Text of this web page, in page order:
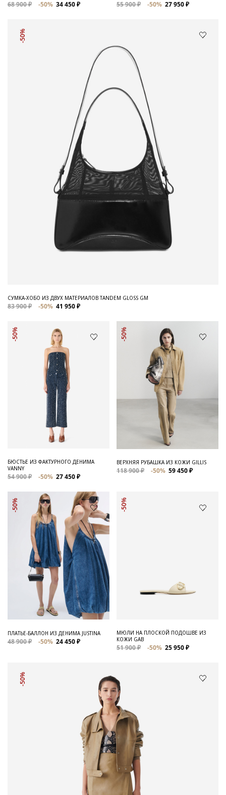
68 900 ₽ -50% 34 450 ₽ 55 900 ₽ -50% 27 950 ₽
-50%
СУМКА-ХОБО ИЗ ДВУХ МАТЕРИАЛОВ TANDEM GLOSS GM
83 900 ₽ -50% 41 950 ₽
-50%
БЮСТЬЕ ИЗ ФАКТУРНОГО ДЕНИМА
VANNY
54 900 ₽ -50% 27 450 ₽
-50%
ВЕРХНЯЯ РУБАШКА ИЗ КОЖИ GILLIS
118 900 ₽ -50% 59 450 ₽
-50%
ПЛАТЬЕ-БАЛЛОН ИЗ ДЕНИМА JUSTINA
48 900 ₽ -50% 24 450 ₽
-50%
МЮЛИ НА ПЛОСКОЙ ПОДОШВЕ ИЗ
КОЖИ GAB
51 900 ₽ -50% 25 950 ₽
-50%